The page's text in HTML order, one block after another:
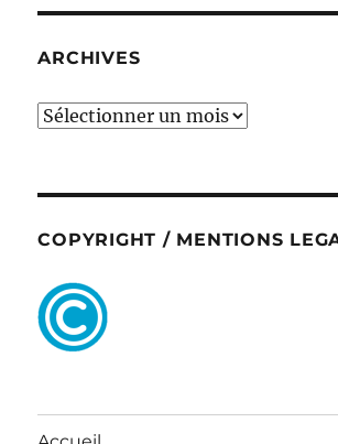
ARCHIVES
ARCHIVES
COPYRIGHT / MENTIONS